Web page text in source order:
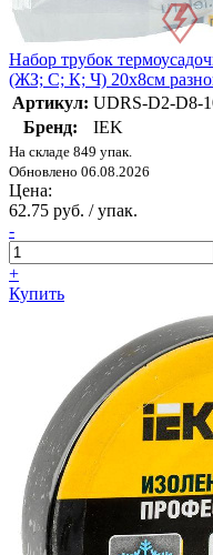
Набор трубок
(ЖЗ; С; К; Ч) 20х8см
Артикул: UDRS-D2-D8-
Бренд:
IEK
На складе 849 упак.
Обновлено 06.08.2026
Цена:
62.75 руб. / упак.
-
+
Купить